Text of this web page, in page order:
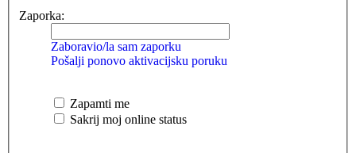
Zaporka:
Zaboravio/la sam zaporku
Pošalji ponovo aktivacijsku poruku
Zapamti me
Sakrij moj online status